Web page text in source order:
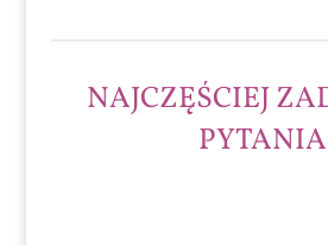
NAJCZĘŚCIEJ
PYTANIA